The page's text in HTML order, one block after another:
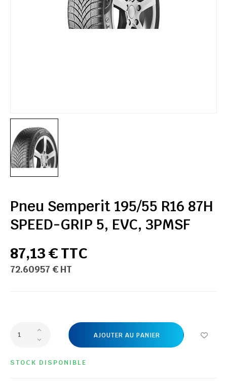
Pneu Semperit 195/55 R16 87H
SPEED-GRIP 5, EVC, 3PMSF
87,13 € TTC
72.60957 € HT
AJOUTER AU PANIER
STOCK DISPONIBLE